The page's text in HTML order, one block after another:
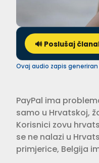
🔊 Poslušaj
Ovaj audio zapis
PayPal ima
samo u Hrvatskoj,
Korisnici zovu
se ne nalazi u
primjerice, Belgija